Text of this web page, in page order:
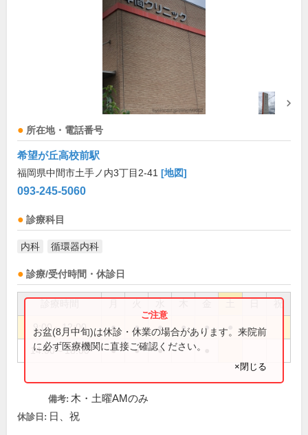
所在地・電話番号
希望が丘高校前駅
福岡県中間市土手ノ内3丁目2-41 [地図]
093-245-5060
診療科目
内科 循環器内科
診療/受付時間・休診日
祝
9:00～12:00 ● ● ● ● ●
14:00～18:00 ● ● ●
お盆(8月中旬)は休診・休業の場合があります。来院前
に必ず医療機関に直接ご確認ください。
×閉じる
備考: 木・土曜AMのみ
休診日: 日、祝